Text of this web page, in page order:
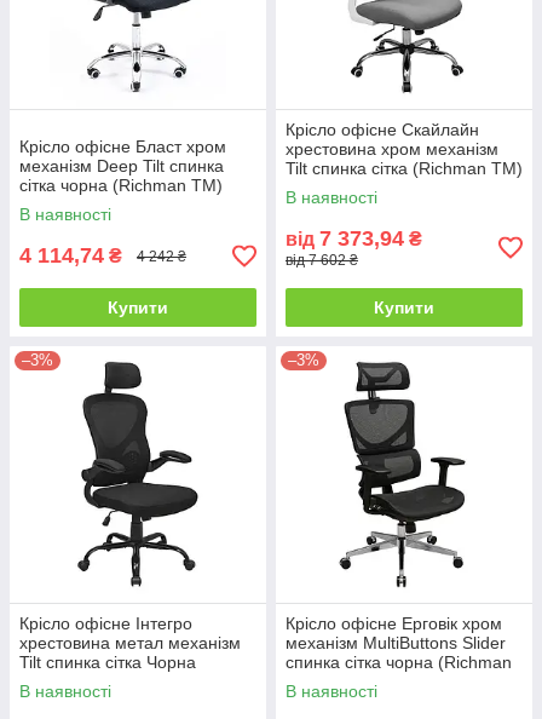
Крісло офісне Бласт хром
механізм Deep Tilt спинка
сітка чорна (Richman ТМ)
В наявності
4 114,74 ₴ 4 242 ₴
Купити
Крісло офісне Скайлайн
хрестовина хром механізм
Tilt спинка сітка (Richman ТМ)
В наявності
від 7 373,94 ₴
від 7 602 ₴
Купити
–3%
Крісло офісне Інтегро
хрестовина метал механізм
Tilt спинка сітка Чорна
(Richman ТМ)
В наявності
–3%
Крісло офісне Ерговік хром
механізм MultiButtons Slider
спинка сітка чорна (Richman
ТМ)
В наявності